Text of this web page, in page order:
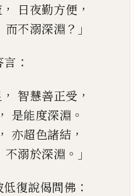
， 日夜勤方便 ，
而不溺深淵 ？」
言 ：
， 智慧善正受 ，
， 是能度深淵 。
， 亦超色諸結 ，
不溺於深淵 。」
低復說偈問佛 ：